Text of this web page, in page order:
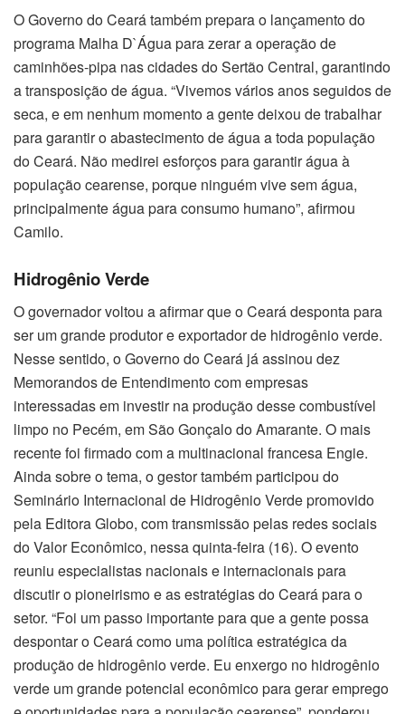
O Governo do Ceará também prepara o lançamento do
programa Malha D`Água para zerar a operação de
caminhões-pipa nas cidades do Sertão Central, garantindo
a transposição de água. “Vivemos vários anos seguidos de
seca, e em nenhum momento a gente deixou de trabalhar
para garantir o abastecimento de água a toda população
do Ceará. Não medirei esforços para garantir água à
população cearense, porque ninguém vive sem água,
principalmente água para consumo humano”, afirmou
Camilo.
Hidrogênio Verde
O governador voltou a afirmar que o Ceará desponta para
ser um grande produtor e exportador de hidrogênio verde.
Nesse sentido, o Governo do Ceará já assinou dez
Memorandos de Entendimento com empresas
interessadas em investir na produção desse combustível
limpo no Pecém, em São Gonçalo do Amarante. O mais
recente foi firmado com a multinacional francesa Engie.
Ainda sobre o tema, o gestor também participou do
Seminário Internacional de Hidrogênio Verde promovido
pela Editora Globo, com transmissão pelas redes sociais
do Valor Econômico, nessa quinta-feira (16). O evento
reuniu especialistas nacionais e internacionais para
discutir o pioneirismo e as estratégias do Ceará para o
setor. “Foi um passo importante para que a gente possa
despontar o Ceará como uma política estratégica da
produção de hidrogênio verde. Eu enxergo no hidrogênio
verde um grande potencial econômico para gerar emprego